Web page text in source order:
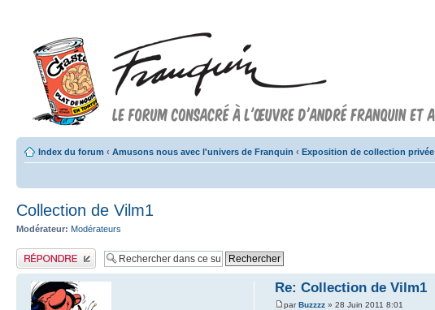
Index du forum ‹ Amusons nous avec l'univers de Franquin ‹ Exposition de collection privée
Collection de Vilm1
Modérateur: Modérateurs
Publier une réponse
Re: Collection de Vilm1
parBuzzzz » 28 Juin 2011 8:01